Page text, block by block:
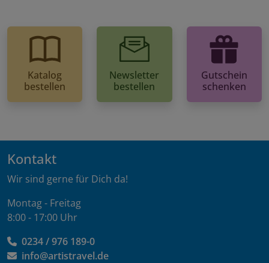
Katalog
bestellen
Newsletter
bestellen
Gutschein
schenken
Kontakt
Wir sind gerne für Dich da!
Montag - Freitag
8:00 - 17:00 Uhr
0234 / 976 189-0
info@artistravel.de